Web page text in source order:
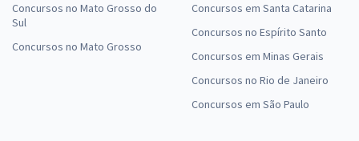
Concursos no Mato Grosso do
Sul
Concursos no Mato Grosso
Concursos em Santa Catarina
Concursos no Espírito Santo
Concursos em Minas Gerais
Concursos no Rio de Janeiro
Concursos em São Paulo